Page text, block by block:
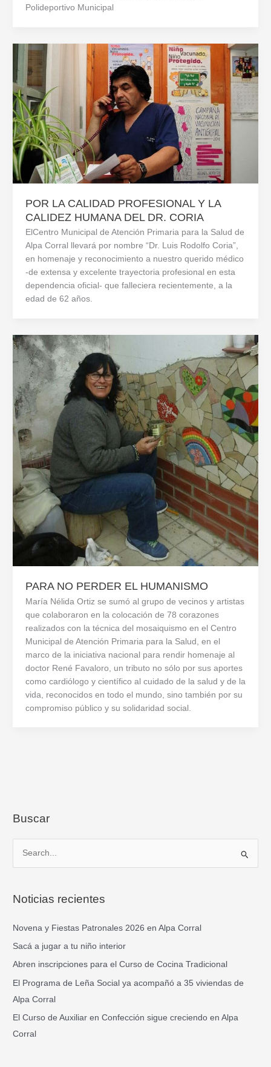
Polideportivo Municipal
POR LA CALIDAD PROFESIONAL Y LA
CALIDEZ HUMANA DEL DR. CORIA
ElCentro Municipal de Atención Primaria para la Salud de
Alpa Corral llevará por nombre “Dr. Luis Rodolfo Coria”,
en homenaje y reconocimiento a nuestro querido médico
-de extensa y excelente trayectoria profesional en esta
dependencia oficial- que falleciera recientemente, a la
edad de 62 años.
PARA NO PERDER EL HUMANISMO
María Nélida Ortiz se sumó al grupo de vecinos y artistas
que colaboraron en la colocación de 78 corazones
realizados con la técnica del mosaiquismo en el Centro
Municipal de Atención Primaria para la Salud, en el
marco de la iniciativa nacional para rendir homenaje al
doctor René Favaloro, un tributo no sólo por sus aportes
como cardiólogo y científico al cuidado de la salud y de la
vida, reconocidos en todo el mundo, sino también por su
compromiso público y su solidaridad social.
Buscar
c
r
:
Noticias recientes
Novena y Fiestas Patronales 2026 en Alpa Corral
Sacá a jugar a tu niño interior
Abren inscripciones para el Curso de Cocina Tradicional
El Programa de Leña Social ya acompañó a 35 viviendas de
Alpa Corral
El Curso de Auxiliar en Confección sigue creciendo en Alpa
Corral